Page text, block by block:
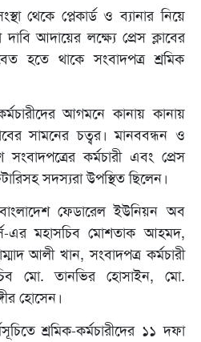
থেকে প্লেকার্ড ও ব্যানার নিয়ে
আদায়ের লক্ষ্যে প্রেস ক্লাবের
হতে থাকে সংবাদপত্র শ্রমিক
আগমনে কানায় কানায়
সামনের চত্বর। মানববন্ধন ও
কর্মচারী এবং প্রেস
সদস্যরা উপস্থিত ছিলেন।
ফেডারেল ইউনিয়ন অব
এর মহাসচিব মোশতাক আহমদ,
আলী খান, সংবাদপত্র কর্মচারী
মো. তানভির হোসাইন, মো.
হোসেন।
শ্রমিক-কর্মচারীদের ১১ দফা